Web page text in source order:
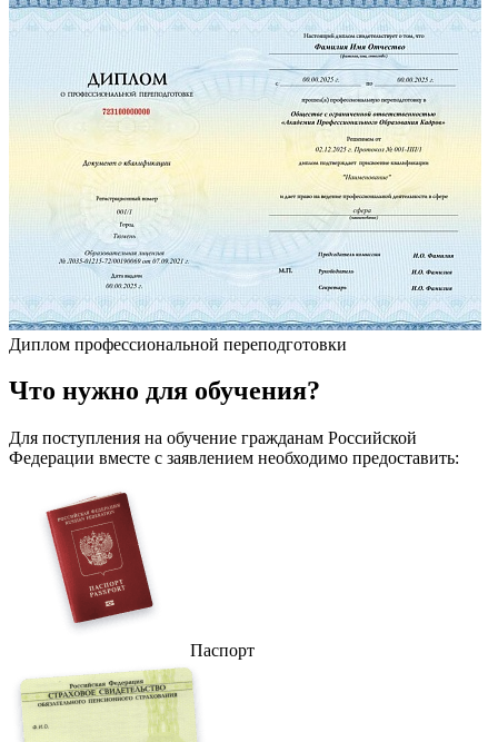
Диплом профессиональной переподготовки
Что нужно для обучения?
Для поступления на обучение гражданам Российской
Федерации вместе с заявлением необходимо предоставить:
Паспорт